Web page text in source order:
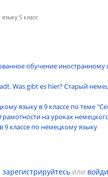
5 класс
обучение
Was gibt es hier? Старый
языку в 9 классе по теме
на уроках
9 классе по немецкому языку
зарегистрируйтесь или